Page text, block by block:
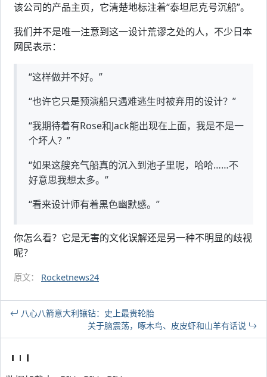
该公司的产品主页，它清楚地标注着“泰坦尼克号沉船”。
我们并不是唯一注意到这一设计荒谬之处的人，不少日本
网民表示：
“这样做并不好。”
“也许它只是预演船只遇难逃生时被弃用的设计？”
“我期待着有Rose和Jack能出现在上面，我是不是一
个坏人？”
“如果这艘充气船真的沉入到池子里呢，哈哈……不
好意思我想太多。”
“看来设计师有着黑色幽默感。”
你怎么看？它是无害的文化误解还是另一种不明显的歧视
呢？
原文： Rocketnews24
八心八箭意大利镶钻：史上最贵轮胎
关于脑震荡，啄木鸟、皮皮虾和山羊有话说